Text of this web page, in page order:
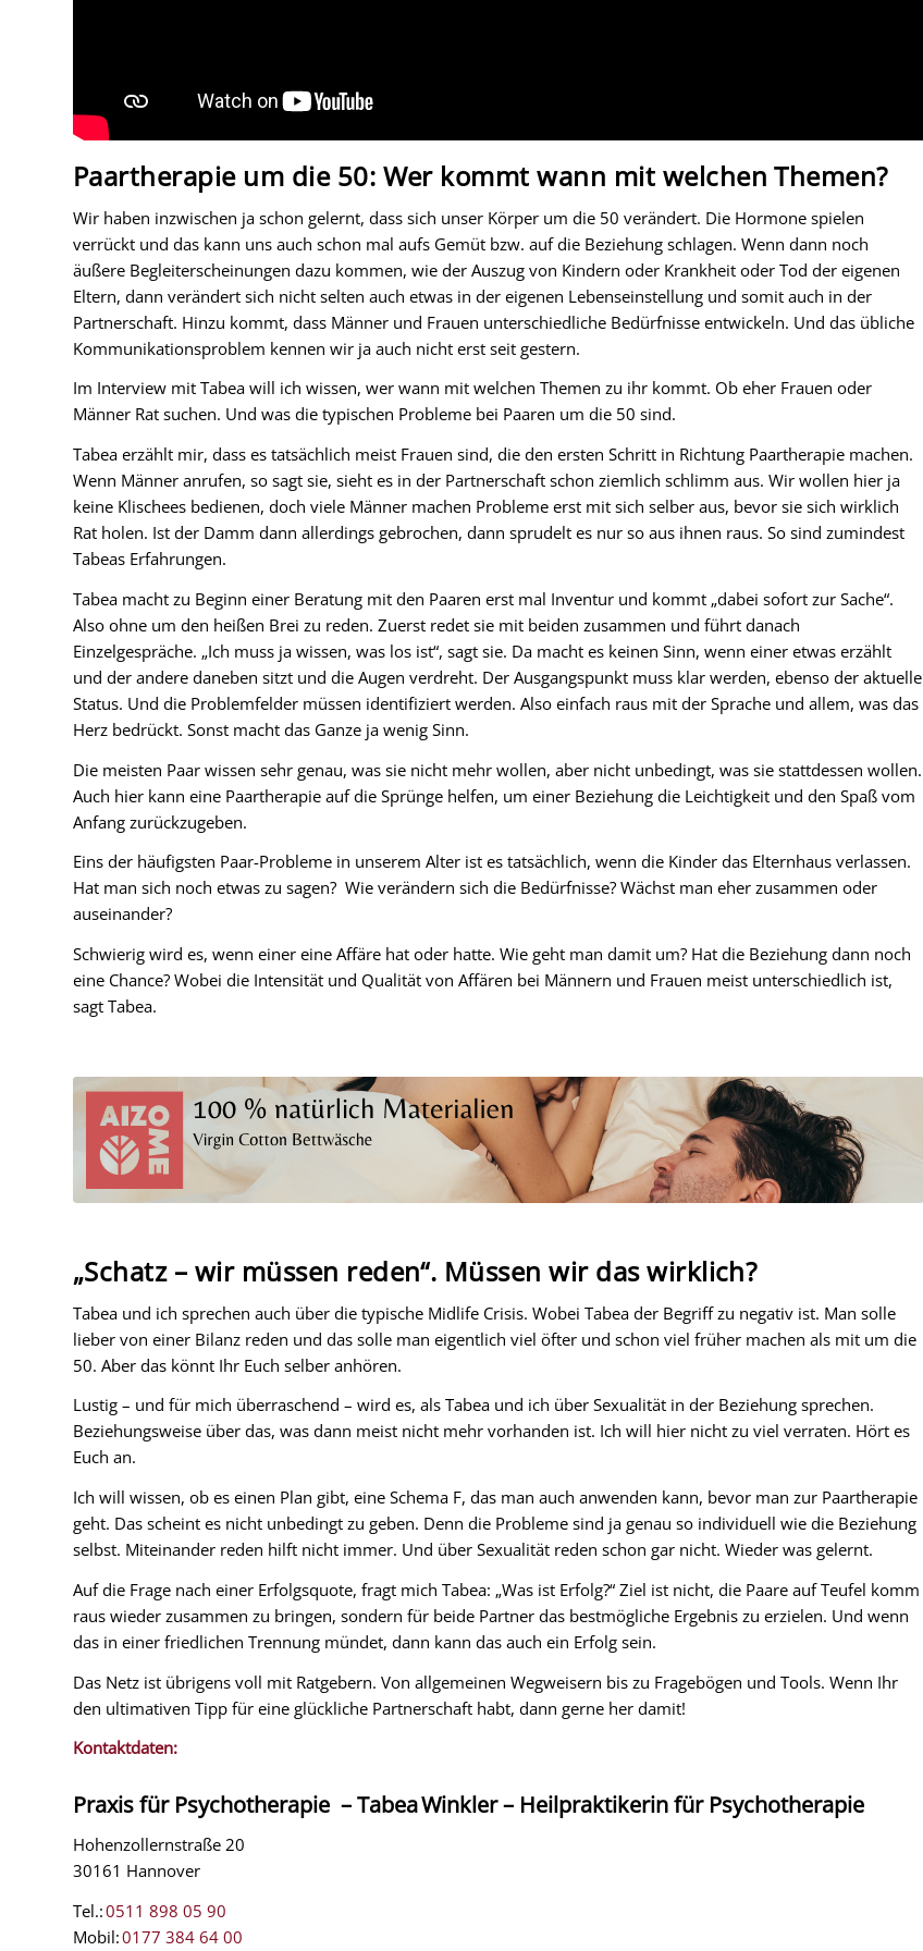
Paartherapie um die 50: Wer kommt wann mit welchen Themen?
Wir haben inzwischen ja schon gelernt, dass sich unser Körper um die 50 verändert. Die Hormone spielen
verrückt und das kann uns auch schon mal aufs Gemüt bzw. auf die Beziehung schlagen. Wenn dann noch
äußere Begleiterscheinungen dazu kommen, wie der Auszug von Kindern oder Krankheit oder Tod der eigenen
Eltern, dann verändert sich nicht selten auch etwas in der eigenen Lebenseinstellung und somit auch in der
Partnerschaft. Hinzu kommt, dass Männer und Frauen unterschiedliche Bedürfnisse entwickeln. Und das übliche
Kommunikationsproblem kennen wir ja auch nicht erst seit gestern.
Im Interview mit Tabea will ich wissen, wer wann mit welchen Themen zu ihr kommt. Ob eher Frauen oder
Männer Rat suchen. Und was die typischen Probleme bei Paaren um die 50 sind.
Tabea erzählt mir, dass es tatsächlich meist Frauen sind, die den ersten Schritt in Richtung Paartherapie machen.
Wenn Männer anrufen, so sagt sie, sieht es in der Partnerschaft schon ziemlich schlimm aus. Wir wollen hier ja
keine Klischees bedienen, doch viele Männer machen Probleme erst mit sich selber aus, bevor sie sich wirklich
Rat holen. Ist der Damm dann allerdings gebrochen, dann sprudelt es nur so aus ihnen raus. So sind zumindest
Tabeas Erfahrungen.
Tabea macht zu Beginn einer Beratung mit den Paaren erst mal Inventur und kommt „dabei sofort zur Sache“.
Also ohne um den heißen Brei zu reden. Zuerst redet sie mit beiden zusammen und führt danach
Einzelgespräche. „Ich muss ja wissen, was los ist“, sagt sie. Da macht es keinen Sinn, wenn einer etwas erzählt
und der andere daneben sitzt und die Augen verdreht. Der Ausgangspunkt muss klar werden, ebenso der aktuelle
Status. Und die Problemfelder müssen identifiziert werden. Also einfach raus mit der Sprache und allem, was das
Herz bedrückt. Sonst macht das Ganze ja wenig Sinn.
Die meisten Paar wissen sehr genau, was sie nicht mehr wollen, aber nicht unbedingt, was sie stattdessen wollen.
Auch hier kann eine Paartherapie auf die Sprünge helfen, um einer Beziehung die Leichtigkeit und den Spaß vom
Anfang zurückzugeben.
Eins der häufigsten Paar-Probleme in unserem Alter ist es tatsächlich, wenn die Kinder das Elternhaus verlassen.
Hat man sich noch etwas zu sagen? Wie verändern sich die Bedürfnisse? Wächst man eher zusammen oder
auseinander?
Schwierig wird es, wenn einer eine Affäre hat oder hatte. Wie geht man damit um? Hat die Beziehung dann noch
eine Chance? Wobei die Intensität und Qualität von Affären bei Männern und Frauen meist unterschiedlich ist,
sagt Tabea.
„Schatz – wir müssen reden“. Müssen wir das wirklich?
Tabea und ich sprechen auch über die typische Midlife Crisis. Wobei Tabea der Begriff zu negativ ist. Man solle
lieber von einer Bilanz reden und das solle man eigentlich viel öfter und schon viel früher machen als mit um die
50. Aber das könnt Ihr Euch selber anhören.
Lustig – und für mich überraschend – wird es, als Tabea und ich über Sexualität in der Beziehung sprechen.
Beziehungsweise über das, was dann meist nicht mehr vorhanden ist. Ich will hier nicht zu viel verraten. Hört es
Euch an.
Ich will wissen, ob es einen Plan gibt, eine Schema F, das man auch anwenden kann, bevor man zur Paartherapie
geht. Das scheint es nicht unbedingt zu geben. Denn die Probleme sind ja genau so individuell wie die Beziehung
selbst. Miteinander reden hilft nicht immer. Und über Sexualität reden schon gar nicht. Wieder was gelernt.
Auf die Frage nach einer Erfolgsquote, fragt mich Tabea: „Was ist Erfolg?“ Ziel ist nicht, die Paare auf Teufel komm
raus wieder zusammen zu bringen, sondern für beide Partner das bestmögliche Ergebnis zu erzielen. Und wenn
das in einer friedlichen Trennung mündet, dann kann das auch ein Erfolg sein.
Das Netz ist übrigens voll mit Ratgebern. Von allgemeinen Wegweisern bis zu Fragebögen und Tools. Wenn Ihr
den ultimativen Tipp für eine glückliche Partnerschaft habt, dann gerne her damit!
Kontaktdaten:
Praxis für Psychotherapie –Tabea Winkler – Heilpraktikerin für Psychotherapie
Hohenzollernstraße 20
30161 Hannover
Tel.:0511 898 05 90
Mobil:0177 384 64 00